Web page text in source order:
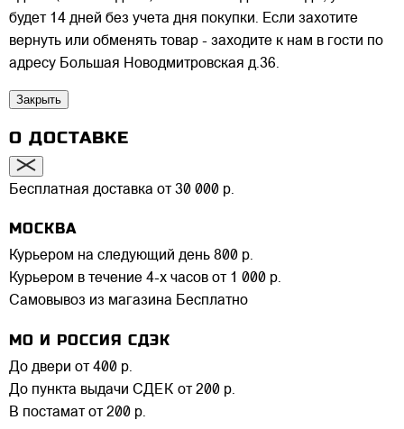
будет 14 дней без учета дня покупки. Если захотите
вернуть или обменять товар - заходите к нам в гости по
адресу Большая Новодмитровская д.36.
Закрыть
О ДОСТАВКЕ
Бесплатная доставка от 30 000 р.
МОСКВА
Курьером на следующий день 800 р.
Курьером в течение 4-х часов от 1 000 р.
Самовывоз из магазина Бесплатно
МО И РОССИЯ СДЭК
До двери от 400 р.
До пункта выдачи СДЕК от 200 р.
В постамат от 200 р.